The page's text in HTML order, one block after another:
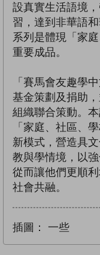
設真實生活語境
習，達到非華語
系列是體現「家
重要成品。
「賽馬會友趣學
基金策劃及捐助
組織聯合策動。
「家庭、社區、
新模式，營造具
教與學情境，以
從而讓他們更順
社會共融。
插圖： 一些